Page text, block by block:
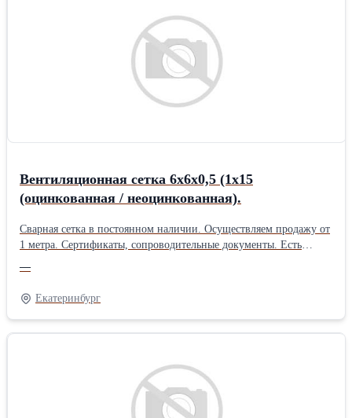
Вентиляционная сетка 6х6х0,5 (1х15
(оцинкованная / неоцинкованная).
Сварная сетка в постоянном наличии. Осуществляем продажу от
1 метра. Сертификаты, сопроводительные документы. Есть
Получить более полную информацию Вы можете на нашем сайте
http://pt096.ru или отправив свой заказ на почту zakaz@pt096.ru
—
Екатеринбург